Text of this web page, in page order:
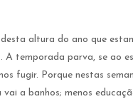
desta altura do ano que
. A temporada parva, se ao
fugir. Porque nestas
vai a banhos; menos